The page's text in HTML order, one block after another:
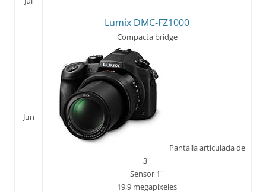
Jun
Lumix DMC-FZ1000
Compacta bridge
Pantalla articulada de
3''
Sensor 1''
19,9 megapíxeles